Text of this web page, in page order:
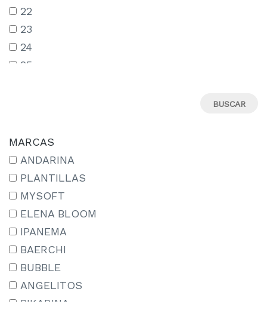
22
23
24
25
29
30
31
32
33
34
35
36
37
38
MARCAS
ANDARINA
PLANTILLAS
MYSOFT
ELENA BLOOM
IPANEMA
BAERCHI
BUBBLE
ANGELITOS
PIKARINA